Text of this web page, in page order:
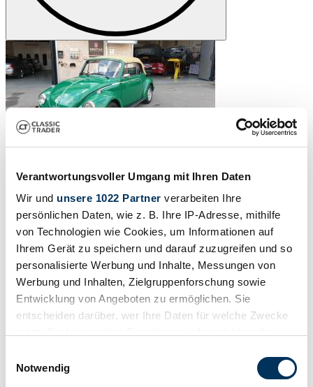
Verantwortungsvoller Umgang mit Ihren Daten
Wir und unsere 1022 Partner verarbeiten Ihre
persönlichen Daten, wie z. B. Ihre IP-Adresse, mithilfe
von Technologien wie Cookies, um Informationen auf
Ihrem Gerät zu speichern und darauf zuzugreifen und so
personalisierte Werbung und Inhalte, Messungen von
Werbung und Inhalten, Zielgruppenforschung sowie
Entwicklung von Angeboten zu ermöglichen. Sie
entscheiden darüber, wer Ihre Daten für welche Zwecke
Trigger Symbol ändern oder widerrufen
Notwendig
/39
1973 | Volkswagen Maggiolino 1600
34.800 €